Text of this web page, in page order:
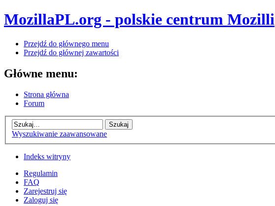
MozillaPL.org - polskie centrum Mozilli
Przejdź do głównego menu
Przejdź do głównej zawartości
Główne menu:
Strona główna
Forum
Wyszukiwanie zaawansowane
Indeks witryny
Regulamin
FAQ
Zarejestruj się
Zaloguj się